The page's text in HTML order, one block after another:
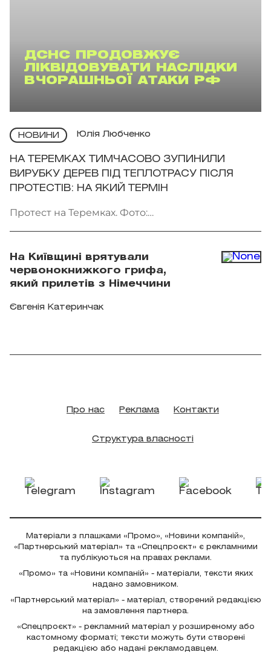
ДСНС ПРОДОВЖУЄ
ЛІКВІДОВУВАТИ НАСЛІДКИ
ВЧОРАШНЬОЇ АТАКИ РФ
НОВИНИ Юлія Любченко
НА ТЕРЕМКАХ ТИМЧАСОВО ЗУПИНИЛИ
ВИРУБКУ ДЕРЕВ ПІД ТЕПЛОТРАСУ ПІСЛЯ
ПРОТЕСТІВ: НА ЯКИЙ ТЕРМІН
Протест на Теремках. Фото:
На Київщині врятували
червонокнижкого грифа,
який прилетів з Німеччини
Євгенія Катеринчак
Про нас Реклама Контакти
Структура власності
Матеріали з плашками «Промо», «Новини компаній»,
«Партнерський матеріал» та «Спецпроєкт» є рекламними
та публікуються на правах реклами.
«Промо» та «Новини компаній» - матеріали, тексти яких
надано замовником.
«Партнерський матеріал» - матеріал, створений редакцією
на замовлення партнера.
«Спецпроєкт» - рекламний матеріал у розширеному або
кастомному форматі; тексти можуть бути створені
редакцією або надані рекламодавцем.